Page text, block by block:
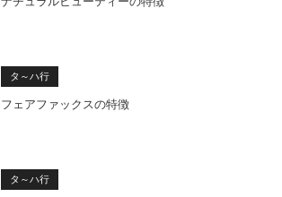
タ～ハ行
フェアファックスの特徴
タ～ハ行